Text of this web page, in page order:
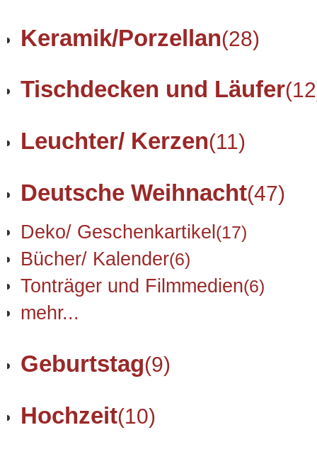
Keramik/Porzellan(28)
Tischdecken und Läufer
Leuchter/ Kerzen(11)
Deutsche Weihnacht(47)
Deko/ Geschenkartikel(17)
Bücher/ Kalender(6)
Tonträger und Filmmedien(6)
mehr...
Geburtstag(9)
Hochzeit(10)